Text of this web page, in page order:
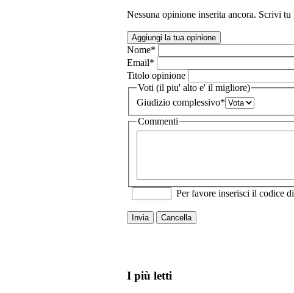
Nessuna opinione inserita ancora. Scrivi tu
Aggiungi la tua opinione
Nome*
Email*
Titolo opinione
Voti (il piu' alto e' il migliore)
Giudizio complessivo*
Commenti
Per favore inserisci il codice
Invia Cancella
I più letti